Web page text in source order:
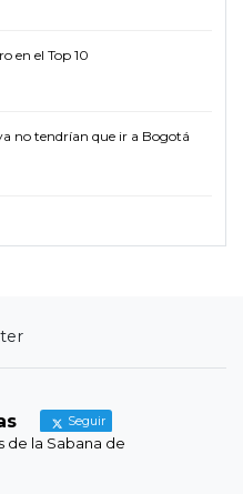
en el Top 10
no tendrían que ir a Bogotá
Seguir
de la Sabana de